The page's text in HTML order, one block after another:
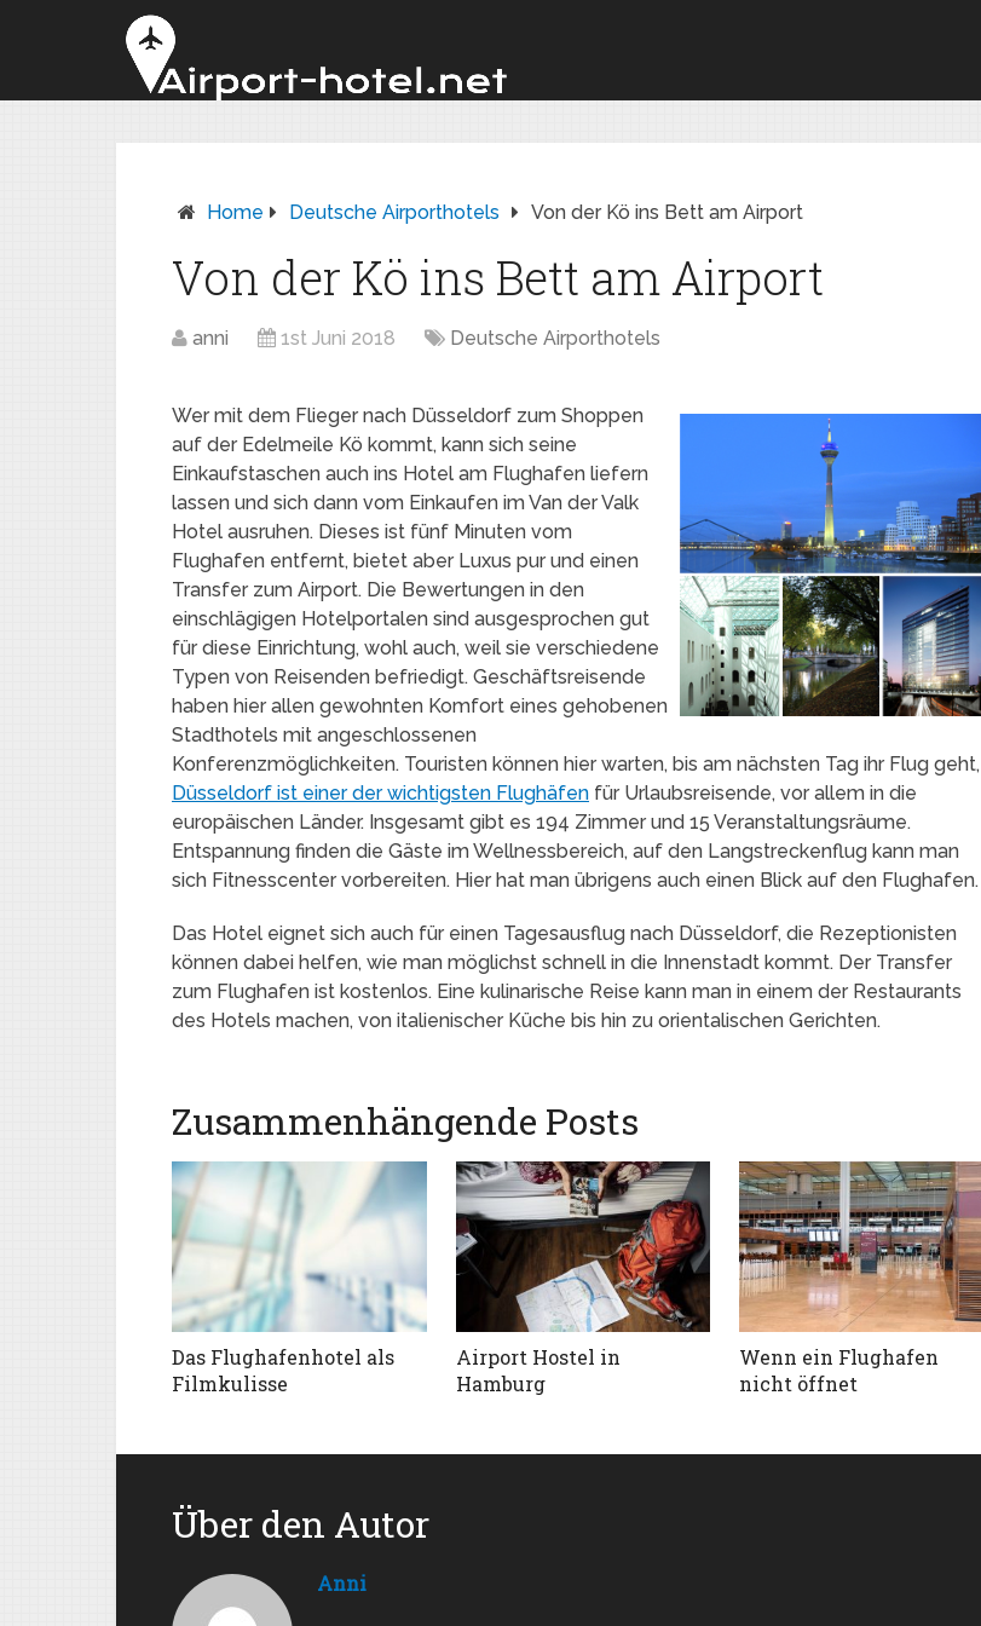
Home Deutsche Airporthotels Von der Kö ins Bett am Airport
Von der Kö ins Bett am Airport
anni 1st Juni 2018 Deutsche Airporthotels
Wer mit dem Flieger nach Düsseldorf zum Shoppen
auf der Edelmeile Kö kommt, kann sich seine
Einkaufstaschen auch ins Hotel am Flughafen liefern
lassen und sich dann vom Einkaufen im Van der Valk
Hotel ausruhen. Dieses ist fünf Minuten vom
Flughafen entfernt, bietet aber Luxus pur und einen
Transfer zum Airport. Die Bewertungen in den
einschlägigen Hotelportalen sind ausgesprochen gut
für diese Einrichtung, wohl auch, weil sie verschiedene
Typen von Reisenden befriedigt. Geschäftsreisende
haben hier allen gewohnten Komfort eines gehobenen
Stadthotels mit angeschlossenen
Konferenzmöglichkeiten. Touristen können hier warten, bis am nächsten Tag ihr Flug geht,
Düsseldorf ist einer der wichtigsten Flughäfen für Urlaubsreisende, vor allem in die
europäischen Länder. Insgesamt gibt es 194 Zimmer und 15 Veranstaltungsräume.
Entspannung finden die Gäste im Wellnessbereich, auf den Langstreckenflug kann man
sich Fitnesscenter vorbereiten. Hier hat man übrigens auch einen Blick auf den Flughafen.
Das Hotel eignet sich auch für einen Tagesausflug nach Düsseldorf, die Rezeptionisten
können dabei helfen, wie man möglichst schnell in die Innenstadt kommt. Der Transfer
zum Flughafen ist kostenlos. Eine kulinarische Reise kann man in einem der Restaurants
des Hotels machen, von italienischer Küche bis hin zu orientalischen Gerichten.
Zusammenhängende Posts
Das Flughafenhotel als
Filmkulisse
Airport Hostel in
Hamburg
Wenn ein Flughafen
nicht öffnet
Über den Autor
Anni